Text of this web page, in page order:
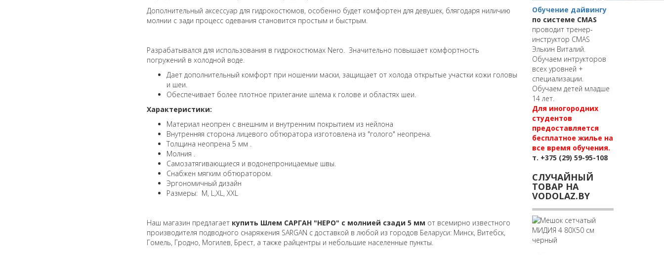
Дополнительный аксессуар для гидрокостюмов, особенно будет комфортен для девушек, блягодаря ниличию
молнии с зади процесс одевания становится простым и быстрым.
Разрабатывался для использования в гидрокостюмах Nero. Значительно повышает комфортность
погружений в холодной воде.
Дает дополнительный комфорт при ношении маски, защищает от холода открытые участки кожи головы
и шеи.
Обеспечивает более плотное прилегание шлема к голове и областях шеи.
Характеристики:
Материал неопрен с внешним и внутренним покрытием из нейлона
Внутренняя сторона лицевого обтюратора изготовлена из "голого" неопрена.
Толщина неопрена 5 мм .
Молния .
Cамозатягивающиеся и водонепроницаемые швы.
Снабжен мягким обтюратором.
Эргономичный дизайн
Размеры: M, L,XL, XXL
Наш магазин предлагает купить Шлем САРГАН "НЕРО" с молнией сзади 5 мм от всемирно известного
производителя подводного снаряжения SARGAN с доставкой в любой из городов Беларуси: Минск, Витебск,
Гомель, Гродно, Могилев, Брест, а также райцентры и небольшие населенные пункты.
Обучение дайвингу
по системе CMAS
проводит тренер-
инструктор CMAS
Элькин Виталий.
Обучаем интрукторов
всех уровней +
специализации.
Обучаем детей младше
14 лет.
Для иногородних
студентов
предоставляется
бесплатное жилье на
все время обучения.
т. +375 (29) 59-95-108
СЛУЧАЙНЫЙ
ТОВАР НА
VODOLAZ.BY